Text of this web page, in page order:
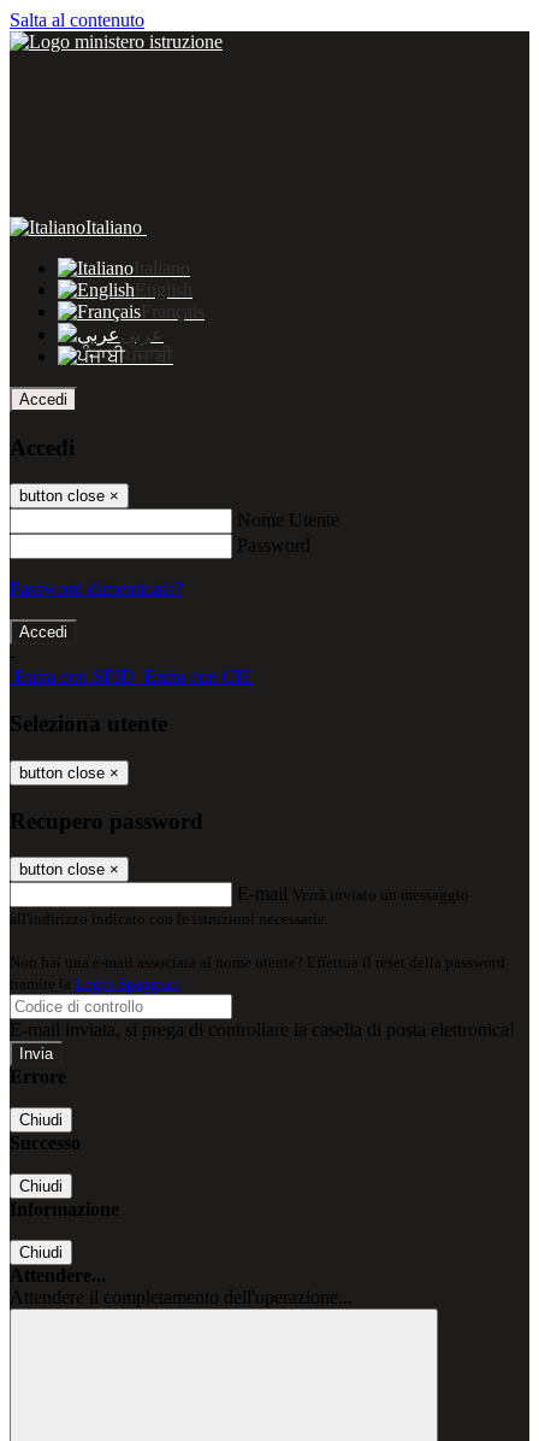
Salta al contenuto
Italiano
Italiano
English
Français
عربى
ਪੰਜਾਬੀ
Accedi
Accedi
button close ×
Nome Utente
Password
Password dimenticata?
-
Entra con SPID Entra con CIE
Seleziona utente
button close ×
Recupero password
button close ×
E-mail Verrà inviato un messaggio
all'indirizzo indicato con le istruzioni necessarie.
Non hai una e-mail associata al nome utente? Effettua il reset della password
tramite la Login Spaggiari
E-mail inviata, si prega di controllare la casella di posta elettronica!
Errore
Chiudi
Successo
Chiudi
Informazione
Chiudi
Attendere...
Attendere il completamento dell'operazione...